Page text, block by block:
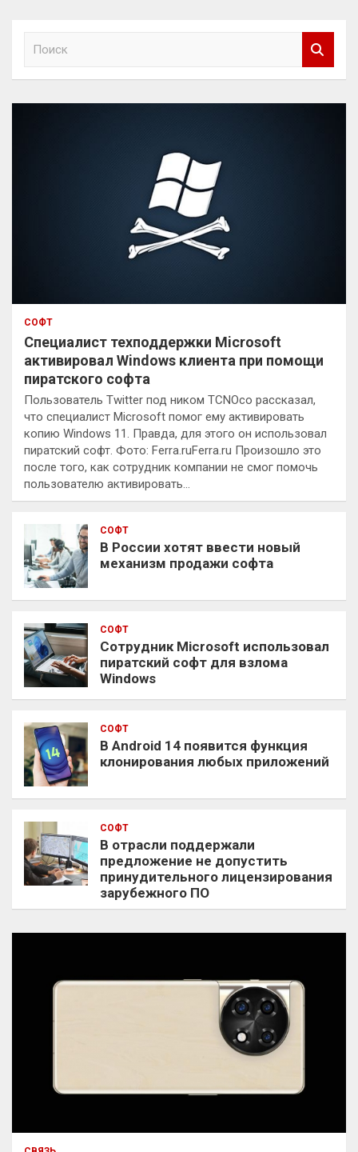
к
СОФТ
Специалист техподдержки Microsoft
активировал Windows клиента при помощи
пиратского софта
Пользователь Twitter под ником TCNOco рассказал,
что специалист Microsoft помог ему активировать
копию Windows 11. Правда, для этого он использовал
пиратский софт. Фото: Ferra.ruFerra.ru Произошло это
после того, как сотрудник компании не смог помочь
пользователю активировать…
СОФТ
В России хотят ввести новый
механизм продажи софта
СОФТ
Сотрудник Microsoft использовал
пиратский софт для взлома
Windows
СОФТ
В Android 14 появится функция
клонирования любых приложений
СОФТ
В отрасли поддержали
предложение не допустить
принудительного лицензирования
зарубежного ПО